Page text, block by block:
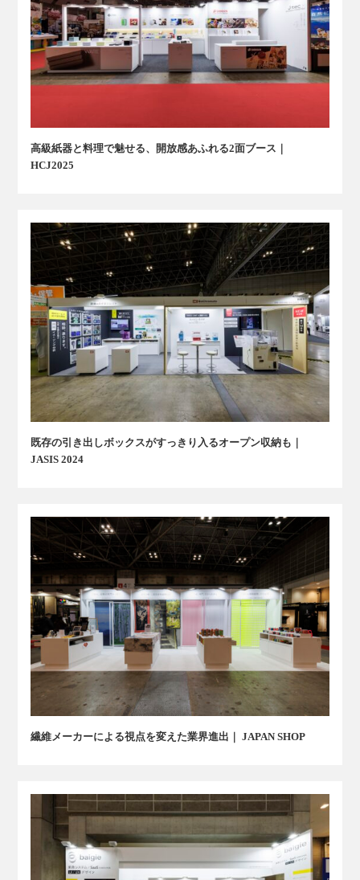
高級紙器と料理で魅せる、開放感あふれる2面ブース｜
HCJ2025
既存の引き出しボックスがすっきり入るオープン収納も｜
JASIS 2024
繊維メーカーによる視点を変えた業界進出｜ JAPAN SHOP